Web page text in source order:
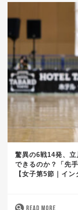
驚異の6戦14発、
できるのか？「先
【女子第5節｜イン